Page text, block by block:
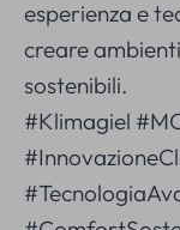
esperienza e
creare
sostenibili.
#Klimagiel